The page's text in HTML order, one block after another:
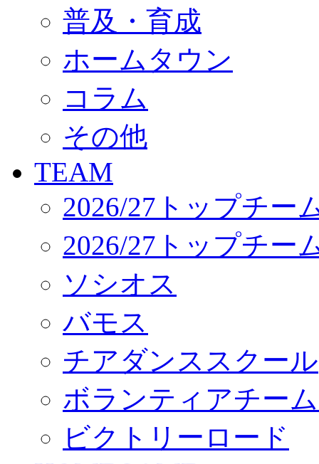
ジュニアユース
ユース
練習拠点（ナラディーア）
SCHOOL
CLUB
パートナー募集
クラブ理念
サステナビリティ
Web制作支援
応援プロジェクト
普及・育成
ホームタウン
コラム
その他
TEAM
2026/27トップチー
2026/27トップチー
ソシオス
バモス
チアダンススクール
ボランティアチー
ビクトリーロード